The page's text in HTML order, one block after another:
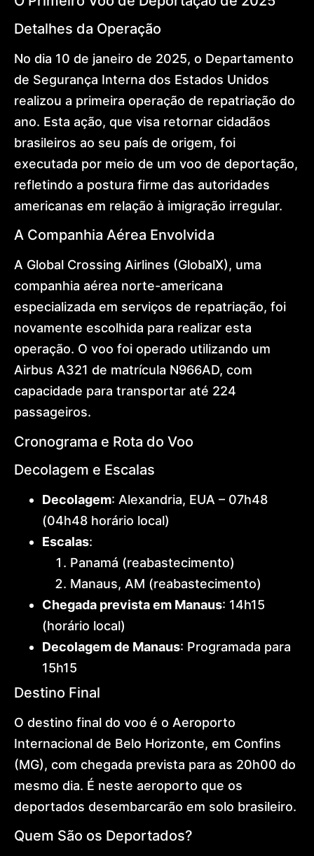
News
Detalhes da Operação
No dia 10 de janeiro de 2025, o Departamento
de Segurança Interna dos Estados Unidos
realizou a primeira operação de repatriação do
ano. Esta ação, que visa retornar cidadãos
brasileiros ao seu país de origem, foi
executada por meio de um voo de deportação,
refletindo a postura firme das autoridades
americanas em relação à imigração irregular.
A Companhia Aérea Envolvida
A Global Crossing Airlines (GlobalX), uma
companhia aérea norte-americana
especializada em serviços de repatriação, foi
novamente escolhida para realizar esta
operação. O voo foi operado utilizando um
Airbus A321 de matrícula N966AD, com
capacidade para transportar até 224
passageiros.
Cronograma e Rota do Voo
Decolagem e Escalas
Decolagem: Alexandria, EUA – 07h48
(04h48 horário local)
Escalas:
Panamá (reabastecimento)
Manaus, AM (reabastecimento)
Chegada prevista em Manaus: 14h15
(horário local)
Decolagem de Manaus: Programada para
15h15
Destino Final
O destino final do voo é o Aeroporto
Internacional de Belo Horizonte, em Confins
(MG), com chegada prevista para as 20h00 do
mesmo dia. É neste aeroporto que os
deportados desembarcarão em solo brasileiro.
Quem São os Deportados?